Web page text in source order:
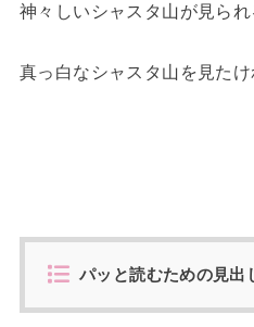
神々しいシャスタ山が見られ
真っ白なシャスタ山を見たけ
パッと読むための見出